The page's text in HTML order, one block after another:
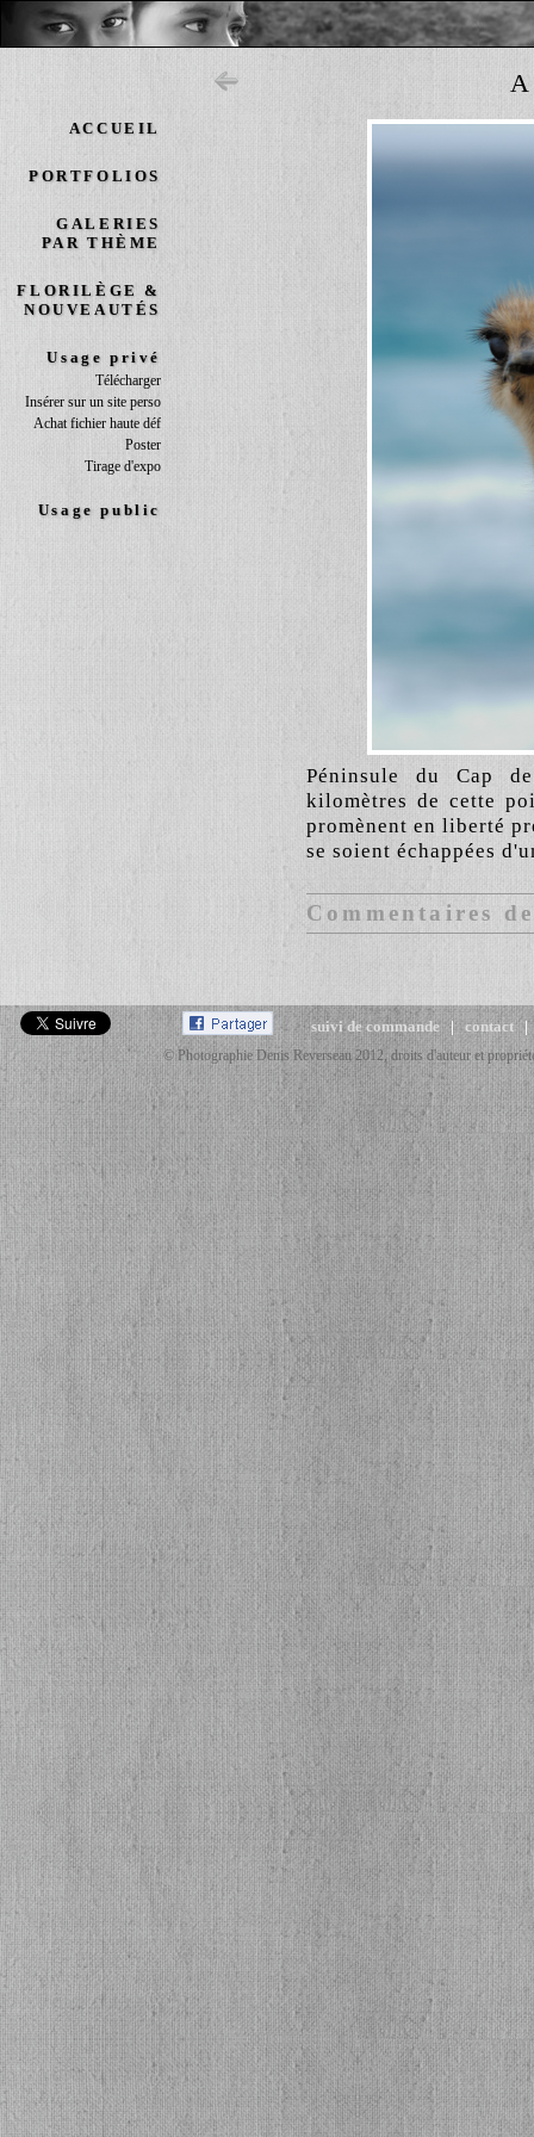
ACCUEIL
PORTFOLIOS
GALERIES
PAR THÈME
FLORILÈGE &
NOUVEAUTÉS
Usage privé
Télécharger
Insérer sur un site perso
Achat fichier haute déf
Poster
Tirage d'expo
Usage public
Péninsule du Cap
kilomètres de cette
promènent en liberté
se soient échappées
Commentaires
suivi de commande | contact
© Photographie Denis Reverseau 2012, droits d'auteur et